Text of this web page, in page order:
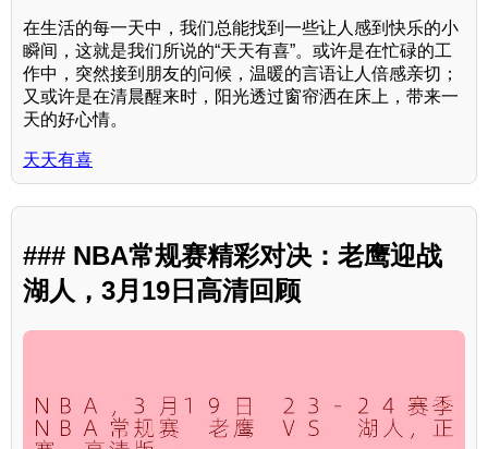
在生活的每一天中，我们总能找到一些让人感到快乐的小
瞬间，这就是我们所说的“天天有喜”。或许是在忙碌的工
作中，突然接到朋友的问候，温暖的言语让人倍感亲切；
又或许是在清晨醒来时，阳光透过窗帘洒在床上，带来一
天的好心情。
天天有喜
### NBA常规赛精彩对决：老鹰迎战
湖人，3月19日高清回顾